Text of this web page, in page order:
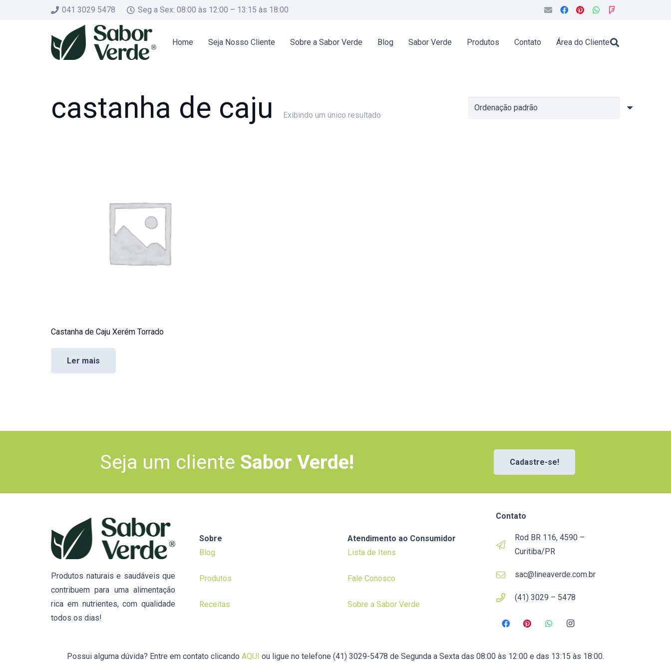
041 3029 5478 Seg a Sex: 08:00 às 12:00 – 13:15 às 18:00
Home Seja Nosso Cliente Sobre a Sabor Verde Blog Sabor Verde Produtos Contato Área do Cliente
castanha de caju Exibindo um único resultado
Castanha de Caju Xerém Torrado
Ler mais
Seja um cliente Sabor Verde! Cadastre-se!
Produtos naturais e saudáveis que
contribuem para uma alimentação
rica em nutrientes, com qualidade
todos os dias!
Sobre
Blog
Produtos
Receitas
Atendimento ao Consumidor
Lista de Itens
Fale Conosco
Sobre a Sabor Verde
Contato
Rod BR 116, 4590 –
Curitiba/PR
sac@lineaverde.com.br
(41) 3029 – 5478
Possui alguma dúvida? Entre em contato clicando AQUI ou ligue no telefone (41) 3029-5478 de Segunda a Sexta das 08:00 às 12:00 e das 13:15 às 18:00.